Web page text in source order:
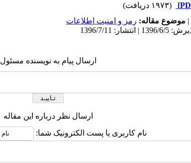
(۱۹۷۳ دریافت)
| موضوع مقاله: رمز و امنیت اطلاعات
ارسال پیام به نویسنده مسئول
ارسال نظر درباره این مقاله
نام کاربری یا پست الکترونیک شما: